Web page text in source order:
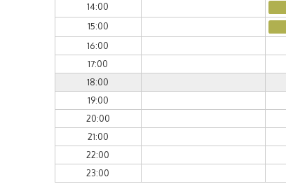
14:00
15:00
16:00
17:00
18:00
19:00
20:00
21:00
22:00
23:00